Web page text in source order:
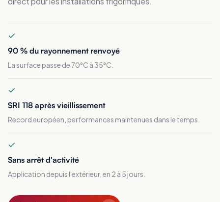
90 % du rayonnement renvoyé
La surface passe de 70°C à 35°C.
SRI 118 après vieillissement
Record européen, performances maintenues dans le temps.
Sans arrêt d'activité
Application depuis l'extérieur, en 2 à 5 jours.